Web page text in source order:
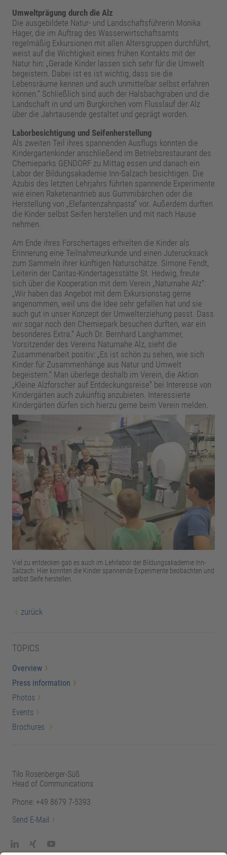
Umweltprägung durch die Alz
Die ausgebildete Natur- und Landschaftsführerin Monika
Hager, die im Auftrag des Wasserwirtschaftsamts
regelmäßig Exkursionen mit allen Altersgruppen durchführt,
weist auf die Wichtigkeit eines frühen Kontakts mit der
Natur hin: „Gerade Kinder lassen sich sehr für die Umwelt
begeistern. Dabei ist es ist wichtig, dass sie die
Lebensräume kennen und auch unmittelbar selbst erfahren
können.“ Schließlich sind auch der Halsbachgraben und die
Landschaft in und um Burgkirchen vom Flusslauf der Alz
über die Jahrtausende gestaltet und geprägt worden.
Laborbesichtigung und Seifenherstellung
Als zweiten Teil ihres spannenden Ausflugs konnten die
Kindergartenkinder anschließend im Betriebsrestaurant des
Chemieparks GENDORF zu Mittag essen und danach ein
Labor der Bildungsakademie Inn-Salzach besichtigen. Die
Azubis des letzten Lehrjahrs führten spannende Experimente
wie einen Raketenantrieb aus Gummibärchen oder die
Herstellung von „Elefantenzahnpasta“ vor. Außerdem durften
die Kinder selbst Seifen herstellen und mit nach Hause
nehmen.
Am Ende ihres Forschertages erhielten die Kinder als
Erinnerung eine Teilnahmeurkunde und einen Juterucksack
zum Sammeln ihrer künftigen Naturschätze. Simone Fendt,
Leiterin der Caritas-Kindertagesstätte St. Hedwig, freute
sich über die Kooperation mit dem Verein „Naturnahe Alz“:
„Wir haben das Angebot mit dem Exkursionstag gerne
angenommen, weil uns die Idee sehr gefallen hat und sie
auch gut in unser Konzept der Umwelterziehung passt. Dass
wir sogar noch den Chemiepark besuchen durften, war ein
besonderes Extra.“ Auch Dr. Bernhard Langhammer,
Vorsitzender des Vereins Naturnahe Alz, sieht die
Zusammenarbeit positiv: „Es ist schön zu sehen, wie sich
Kinder für Zusammenhänge aus Natur und Umwelt
begeistern.“ Man überlege deshalb im Verein, die Aktion
„Kleine Alzforscher auf Entdeckungsreise“ bei Interesse von
Kindergärten auch zukünftig anzubieten. Interessierte
Kindergärten dürfen sich hierzu gerne beim Verein melden.
Viel zu entdecken gab es auch im Lehrlabor der Bildungsakademie Inn-
Salzach: Hier konnten die Kinder spannende Experimente beobachten und
selbst Seife herstellen.
zurück
TOPICS
Overview
Press information
Photos
Events
Brochures
Tilo Rosenberger-Süß
Head of Communications
Phone: +49 8679 7-5393
Send E-Mail